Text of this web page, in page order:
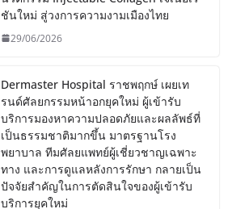
ชันใหม่ สู่วงการความงามเมืองไทย
29/06/2026
Dermaster Hospital ราชพฤกษ์ เผยเท
รนด์ศัลยกรรมหน้าอกยุคใหม่ ผู้เข้ารับ
บริการมองหาความปลอดภัยและผลลัพธ์ที่
เป็นธรรมชาติมากขึ้น มาตรฐานโรง
พยาบาล ทีมศัลยแพทย์ผู้เชี่ยวชาญเฉพาะ
ทาง และการดูแลหลังการรักษา กลายเป็น
ปัจจัยสำคัญในการตัดสินใจของผู้เข้ารับ
บริการยุคใหม่